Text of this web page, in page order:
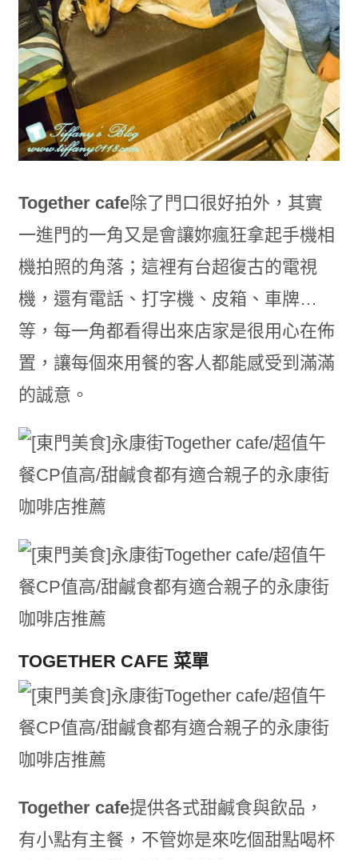
Together cafe除了門口很好拍外，其實
一進門的一角又是會讓妳瘋狂拿起手機相
機拍照的角落；這裡有台超復古的電視
機，還有電話、打字機、皮箱、車牌…
等，每一角都看得出來店家是很用心在佈
置，讓每個來用餐的客人都能感受到滿滿
的誠意。
TOGETHER CAFE 菜單
Together cafe提供各式甜鹹食與飲品，
有小點有主餐，不管妳是來吃個甜點喝杯